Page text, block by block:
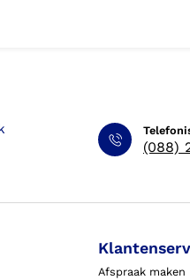
(088)
Afspraak maken